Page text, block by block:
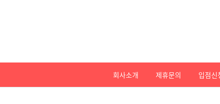
회사소개 제휴문의 입점신